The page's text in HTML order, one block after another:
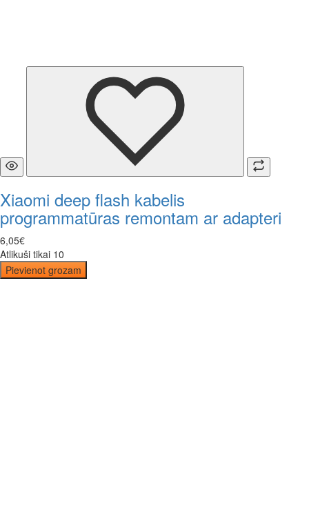
Xiaomi deep flash kabelis
programmatūras remontam ar adapteri
6,05€
Atlikuši tikai 10
Pievienot grozam